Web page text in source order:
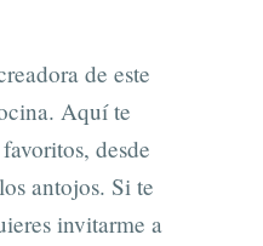
de este
Aquí te
desde
antojos. Si te
invitarme a